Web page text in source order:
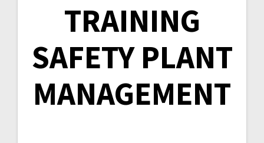
TRAINING
SAFETY PLANT
MANAGEMENT